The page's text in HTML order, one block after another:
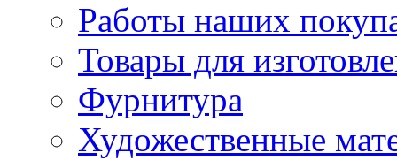
Работы наших
Товары для
Фурнитура
Художественные